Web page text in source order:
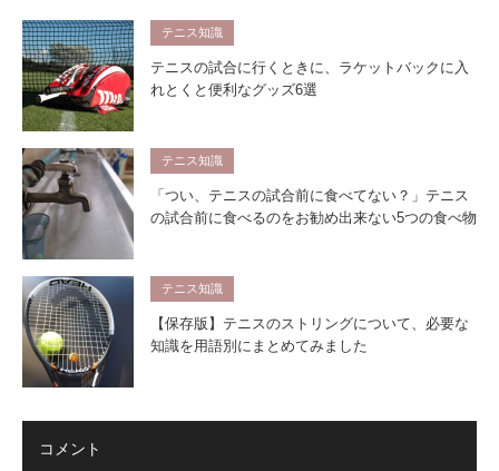
テニス知識
テニスの試合に行くときに、ラケットバックに入
れとくと便利なグッズ6選
テニス知識
「つい、テニスの試合前に食べてない？」テニス
の試合前に食べるのをお勧め出来ない5つの食べ物
テニス知識
【保存版】テニスのストリングについて、必要な
知識を用語別にまとめてみました
コメント